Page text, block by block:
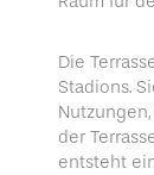
Die
Stadions.
der
entsteht